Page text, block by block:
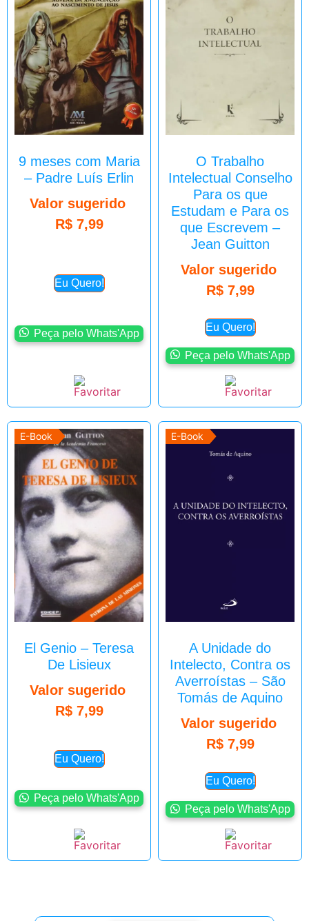
9 meses com Maria
– Padre Luís Erlin
Valor sugerido
R$7,99
Eu Quero!
Peça pelo Whats'App
O Trabalho
Intelectual Conselho
Para os que
Estudam e Para os
que Escrevem –
Jean Guitton
Valor sugerido
R$7,99
Eu Quero!
Peça pelo Whats'App
E-Book
El Genio – Teresa
De Lisieux
Valor sugerido
R$7,99
Eu Quero!
Peça pelo Whats'App
E-Book
A Unidade do
Intelecto, Contra os
Averroístas – São
Tomás de Aquino
Valor sugerido
R$7,99
Eu Quero!
Peça pelo Whats'App